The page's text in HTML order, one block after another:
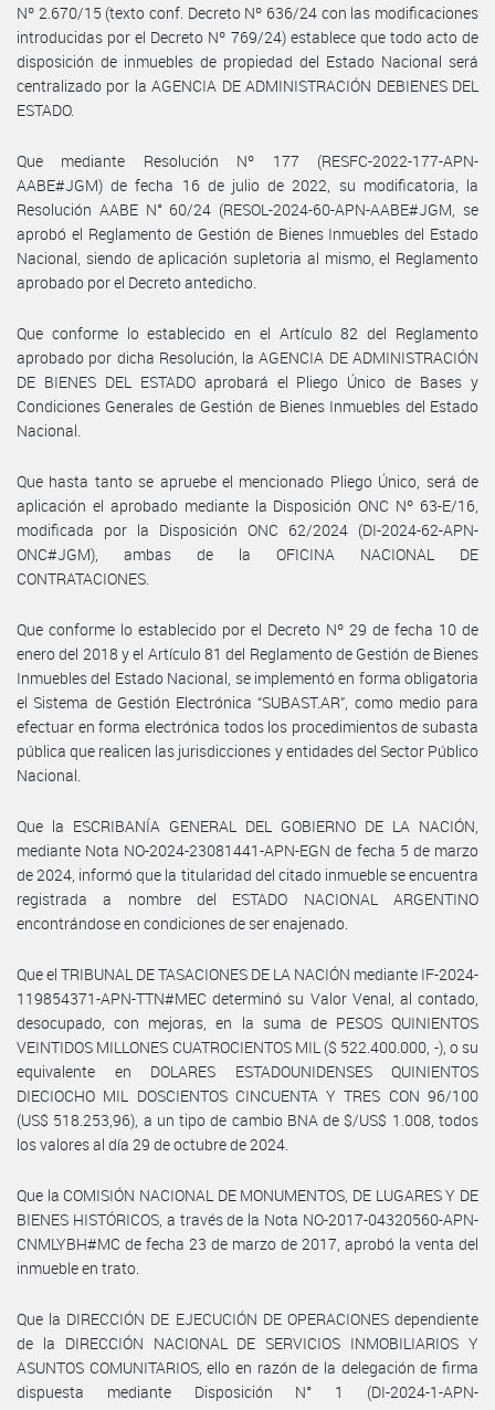
Nº 2.670/15 (texto conf. Decreto Nº 636/24 con las modificaciones
introducidas por el Decreto Nº 769/24) establece que todo acto de
disposición de inmuebles de propiedad del Estado Nacional será
centralizado por la AGENCIA DE ADMINISTRACIÓN DEBIENES DEL
ESTADO.
Que mediante Resolución Nº 177 (RESFC-2022-177-APN-
AABE#JGM) de fecha 16 de julio de 2022, su modificatoria, la
Resolución AABE N° 60/24 (RESOL-2024-60-APN-AABE#JGM, se
aprobó el Reglamento de Gestión de Bienes Inmuebles del Estado
Nacional, siendo de aplicación supletoria al mismo, el Reglamento
aprobado por el Decreto antedicho.
Que conforme lo establecido en el Artículo 82 del Reglamento
aprobado por dicha Resolución, la AGENCIA DE ADMINISTRACIÓN
DE BIENES DEL ESTADO aprobará el Pliego Único de Bases y
Condiciones Generales de Gestión de Bienes Inmuebles del Estado
Nacional.
Que hasta tanto se apruebe el mencionado Pliego Único, será de
aplicación el aprobado mediante la Disposición ONC Nº 63-E/16,
modificada por la Disposición ONC 62/2024 (DI-2024-62-APN-
ONC#JGM), ambas de la OFICINA NACIONAL DE
CONTRATACIONES.
Que conforme lo establecido por el Decreto Nº 29 de fecha 10 de
enero del 2018 y el Artículo 81 del Reglamento de Gestión de Bienes
Inmuebles del Estado Nacional, se implementó en forma obligatoria
el Sistema de Gestión Electrónica “SUBAST.AR”, como medio para
efectuar en forma electrónica todos los procedimientos de subasta
pública que realicen las jurisdicciones y entidades del Sector Público
Nacional.
Que la ESCRIBANÍA GENERAL DEL GOBIERNO DE LA NACIÓN,
mediante Nota NO-2024-23081441-APN-EGN de fecha 5 de marzo
de 2024, informó que la titularidad del citado inmueble se encuentra
registrada a nombre del ESTADO NACIONAL ARGENTINO
encontrándose en condiciones de ser enajenado.
Que el TRIBUNAL DE TASACIONES DE LA NACIÓN mediante IF-2024-
119854371-APN-TTN#MEC determinó su Valor Venal, al contado,
desocupado, con mejoras, en la suma de PESOS QUINIENTOS
VEINTIDOS MILLONES CUATROCIENTOS MIL ($ 522.400.000, -), o su
equivalente en DOLARES ESTADOUNIDENSES QUINIENTOS
DIECIOCHO MIL DOSCIENTOS CINCUENTA Y TRES CON 96/100
(US$ 518.253,96), a un tipo de cambio BNA de $/US$ 1.008, todos
los valores al día 29 de octubre de 2024.
Que la COMISIÓN NACIONAL DE MONUMENTOS, DE LUGARES Y DE
BIENES HISTÓRICOS, a través de la Nota NO-2017-04320560-APN-
CNMLYBH#MC de fecha 23 de marzo de 2017, aprobó la venta del
inmueble en trato.
Que la DIRECCIÓN DE EJECUCIÓN DE OPERACIONES dependiente
de la DIRECCIÓN NACIONAL DE SERVICIOS INMOBILIARIOS Y
ASUNTOS COMUNITARIOS, ello en razón de la delegación de firma
dispuesta mediante Disposición N° 1 (DI-2024-1-APN-